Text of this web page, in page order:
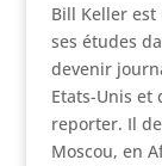
Bill Keller
ses études
devenir
Etats-Unis et
reporter. Il
Moscou, en